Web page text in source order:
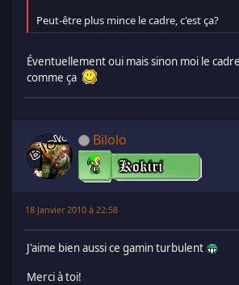
Peut-être plus mince le cadre, c'est ça?
Éventuellement oui mais sinon moi le
comme ça
Bilolo
18 Janvier 2010 à 22:58
J'aime bien aussi ce gamin turbulent
Merci à toi!